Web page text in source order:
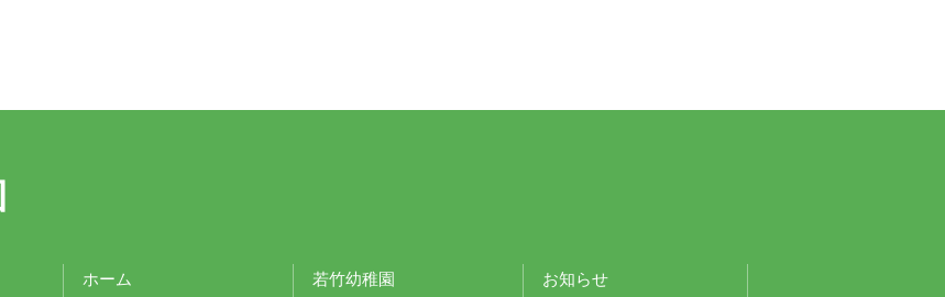
ホーム 若竹幼稚園 お知らせ